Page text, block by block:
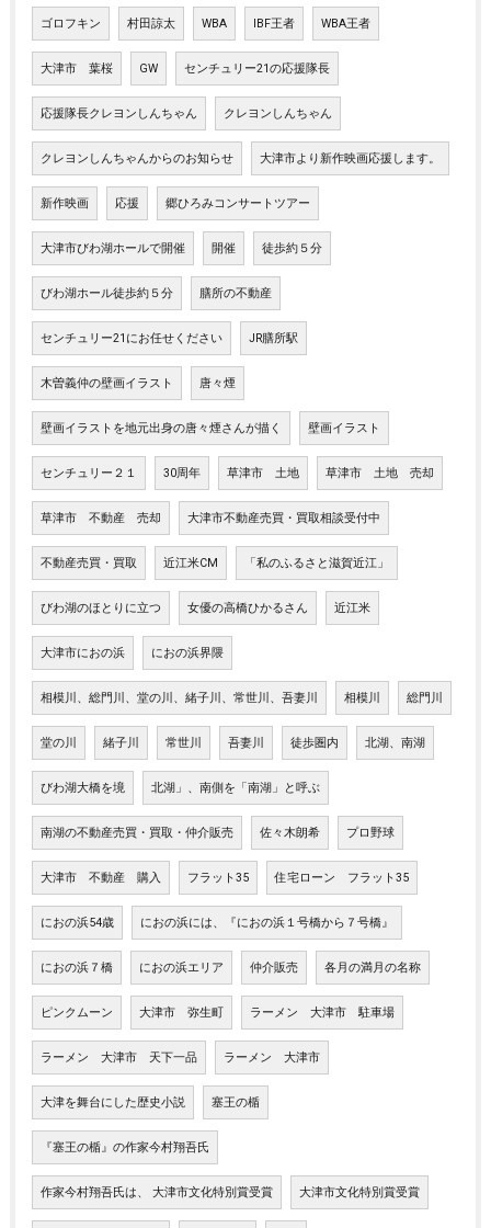
ゴロフキン 村田諒太 WBA IBF王者 WBA王者
大津市 葉桜 GW センチュリー21の応援隊長
応援隊長クレヨンしんちゃん クレヨンしんちゃん
クレヨンしんちゃんからのお知らせ 大津市より新作映画応援します。
新作映画 応援 郷ひろみコンサートツアー
大津市びわ湖ホールで開催 開催 徒歩約５分
びわ湖ホール徒歩約５分 膳所の不動産
センチュリー21にお任せください JR膳所駅
木曽義仲の壁画イラスト 唐々煙
壁画イラストを地元出身の唐々煙さんが描く 壁画イラスト
センチュリー２１ 30周年 草津市 土地 草津市 土地 売却
草津市 不動産 売却 大津市不動産売買・買取相談受付中
不動産売買・買取 近江米CM 「私のふるさと滋賀近江」
びわ湖のほとりに立つ 女優の高橋ひかるさん 近江米
大津市におの浜 におの浜界隈
相模川、総門川、堂の川、緒子川、常世川、吾妻川 相模川 総門川
堂の川 緒子川 常世川 吾妻川 徒歩圏内 北湖、南湖
びわ湖大橋を境 北湖」、南側を「南湖」と呼ぶ
南湖の不動産売買・買取・仲介販売 佐々木朗希 プロ野球
大津市 不動産 購入 フラット35 住宅ローン フラット35
におの浜54歳 におの浜には、『におの浜１号橋から７号橋』
におの浜７橋 におの浜エリア 仲介販売 各月の満月の名称
ピンクムーン 大津市 弥生町 ラーメン 大津市 駐車場
ラーメン 大津市 天下一品 ラーメン 大津市
大津を舞台にした歴史小説 塞王の楯
『塞王の楯』の作家今村翔吾氏
作家今村翔吾氏は、 大津市文化特別賞受賞 大津市文化特別賞受賞